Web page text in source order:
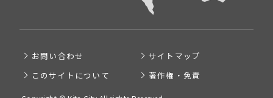
お問い合わせ
サイトマップ
このサイトについて
著作権・免責